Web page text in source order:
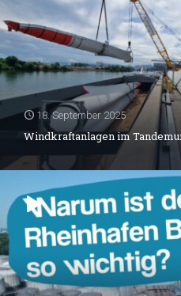
18. September 2025
Windkraftanlagen im